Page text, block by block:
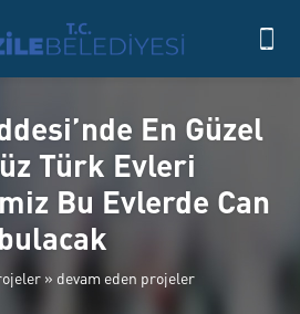
En Güzel
Türk Evleri
Bu Evlerde Can
bulacak
» devam eden projeler